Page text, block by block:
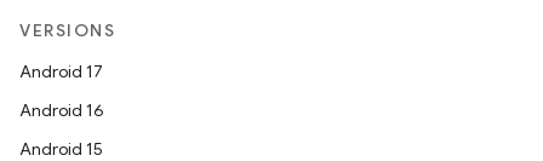
VERSIONS
Android 17
Android 16
Android 15